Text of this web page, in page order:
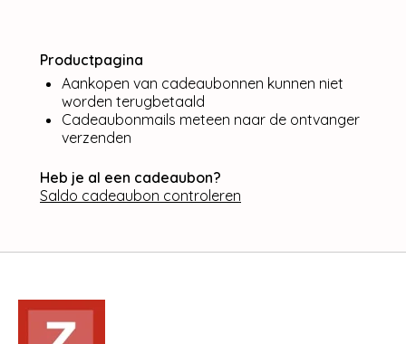
Productpagina
Aankopen van cadeaubonnen kunnen niet
worden terugbetaald
Cadeaubonmails meteen naar de ontvanger
verzenden
Heb je al een cadeaubon?
Saldo cadeaubon controleren